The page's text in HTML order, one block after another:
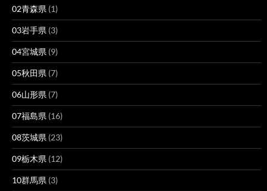
02青森県 (1)
03岩手県 (3)
04宮城県 (9)
05秋田県 (7)
06山形県 (7)
07福島県 (16)
08茨城県 (23)
09栃木県 (12)
10群馬県 (3)